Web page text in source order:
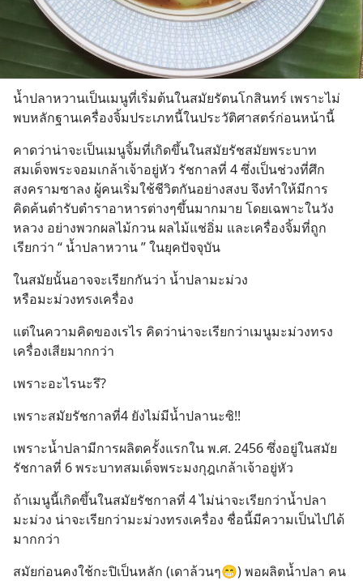
น้ำปลาหวานเป็นเมนูที่เริ่มต้นในสมัยรัตนโกสินทร์ เพราะไม่
พบหลักฐานเครื่องจิ้มประเภทนี้ในประวัติศาสตร์ก่อนหน้านี้
คาดว่าน่าจะเป็นเมนูจิ้มที่เกิดขึ้นในสมัยรัชสมัยพระบาท
สมเด็จพระจอมเกล้าเจ้าอยู่หัว รัชกาลที่ 4 ซึ่งเป็นช่วงที่ศึก
สงครามซาลง ผู้คนเริ่มใช้ชีวิตกันอย่างสงบ จึงทำให้มีการ
คิดค้นตำรับตำราอาหารต่างๆขึ้นมากมาย โดยเฉพาะในวัง
หลวง อย่างพวกผลไม้กวน ผลไม้แช่อิ่ม และเครื่องจิ้มที่ถูก
เรียกว่า “ น้ำปลาหวาน ” ในยุคปัจจุบัน
ในสมัยนั้นอาจจะเรียกกันว่า น้ำปลามะม่วง
หรือมะม่วงทรงเครื่อง
แต่ในความคิดของเรไร คิดว่าน่าจะเรียกว่าเมนูมะม่วงทรง
เครื่องเสียมากกว่า
เพราะอะไรนะรึ?
เพราะสมัยรัชกาลที่4 ยังไม่มีน้ำปลานะซิ!!
เพราะน้ำปลามีการผลิตครั้งแรกใน พ.ศ. 2456 ซึ่งอยู่ในสมัย
รัชกาลที่ 6 พระบาทสมเด็จพระมงกุฎเกล้าเจ้าอยู่หัว
ถ้าเมนูนี้เกิดขึ้นในสมัยรัชกาลที่ 4 ไม่น่าจะเรียกว่าน้ำปลา
มะม่วง น่าจะเรียกว่ามะม่วงทรงเครื่อง ชื่อนี้มีความเป็นไปได้
มากกว่า
สมัยก่อนคงใช้กะปิเป็นหลัก (เดาล้วนๆ😁) พอผลิตน้ำปลา คน